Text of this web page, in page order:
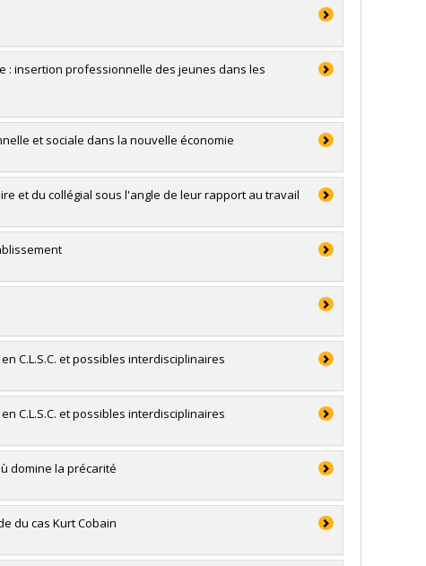
: insertion professionnelle des jeunes dans les
et sociale dans la nouvelle économie
et du collégial sous l'angle de leur rapport au travail
C.L.S.C. et possibles interdisciplinaires
C.L.S.C. et possibles interdisciplinaires
domine la précarité
du cas Kurt Cobain